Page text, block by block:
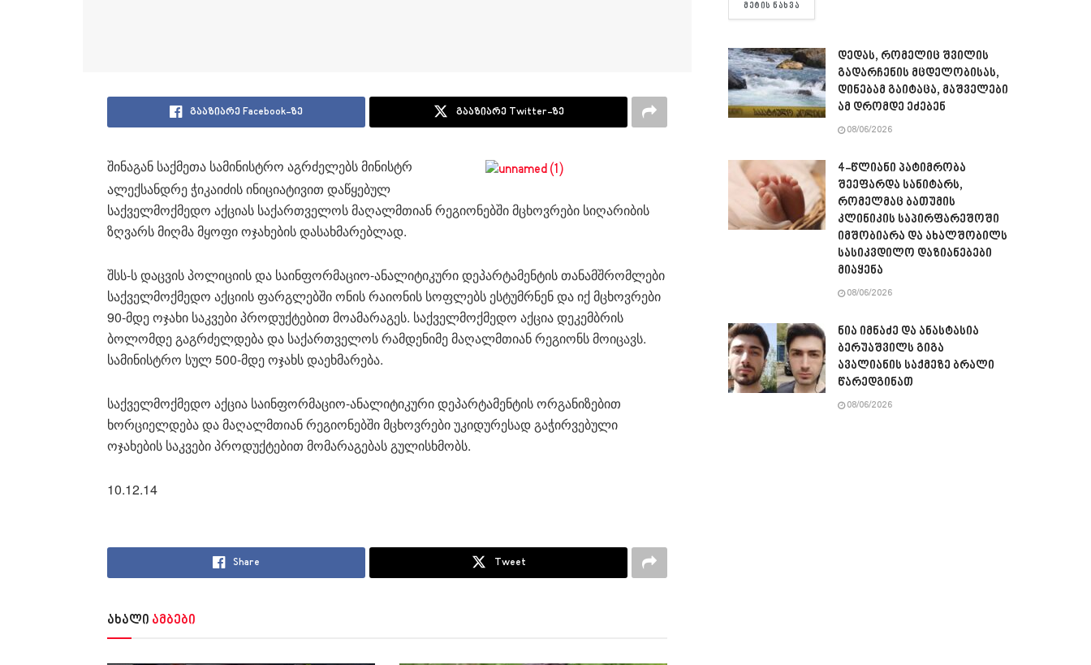
გააზიარე Facebook-ზე გააზიარე Twitter-ზე
შინაგან საქმეთა სამინისტრო აგრძელებს მინისტრ
ალექსანდრე ჭიკაიძის ინიციატივით დაწყებულ
საქველმოქმედო აქციას საქართველოს მაღალმთიან რეგიონებში მცხოვრები სიღარიბის
ზღვარს მიღმა მყოფი ოჯახების დასახმარებლად.
შსს-ს დაცვის პოლიციის და საინფორმაციო-ანალიტიკური დეპარტამენტის თანამშრომლები
საქველმოქმედო აქციის ფარგლებში ონის რაიონის სოფლებს ესტუმრნენ და იქ მცხოვრები
90-მდე ოჯახი საკვები პროდუქტებით მოამარაგეს. საქველმოქმედო აქცია დეკემბრის
ბოლომდე გაგრძელდება და საქართველოს რამდენიმე მაღალმთიან რეგიონს მოიცავს.
სამინისტრო სულ 500-მდე ოჯახს დაეხმარება.
საქველმოქმედო აქცია საინფორმაციო-ანალიტიკური დეპარტამენტის ორგანიზებით
ხორციელდება და მაღალმთიან რეგიონებში მცხოვრები უკიდურესად გაჭირვებული
ოჯახების საკვები პროდუქტებით მომარაგებას გულისხმობს.
10.12.14
Share Tweet
ახალი ამბები
ᲛᲔᲢᲘᲡ ᲜᲐᲮᲕᲐ
დედას, რომელიც შვილის
გადარჩენის მცდელობისას,
დინებამ გაიტაცა, მაშველები
ამ დრომდე ეძებენ
08/06/2026
4-წლიანი პატიმრობა
შეეფარდა სანიტარს,
რომელმაც ბათუმის
კლინიკის საპირფარეშოში
იმშობიარა და ახალშობილს
სასიკვდილო დაზიანებები
მიაყენა
08/06/2026
ნია იმნაძე და ანასტასია
ბერუაშვილს გიგა
ავალიანის საქმეზე ბრალი
წარედგინათ
08/06/2026